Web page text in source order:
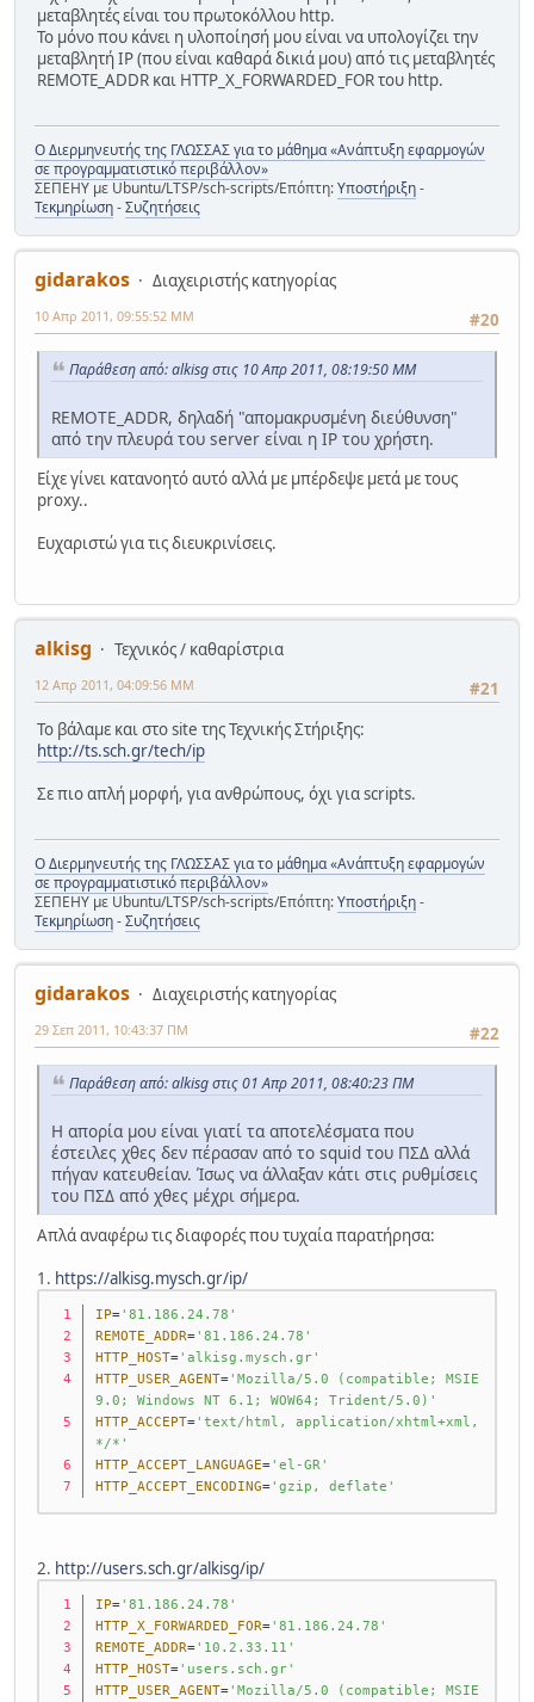
μεταβλητές είναι του πρωτοκόλλου http.
Το μόνο που κάνει η υλοποίησή μου είναι να υπολογίζει την
μεταβλητή IP (που είναι καθαρά δικιά μου) από τις μεταβλητές
REMOTE_ADDR και HTTP_X_FORWARDED_FOR του http.
Ο Διερμηνευτής της ΓΛΩΣΣΑΣ για το μάθημα «Ανάπτυξη εφαρμογών
σε προγραμματιστικό περιβάλλον»
ΣΕΠΕΗΥ με Ubuntu/LTSP/sch-scripts/Επόπτη:Υποστήριξη-
Τεκμηρίωση-Συζητήσεις
gidarakos
Διαχειριστής κατηγορίας
#20
10 Απρ 2011, 09:55:52 ΜΜ
Παράθεση από: alkisg στις 10 Απρ 2011, 08:19:50 ΜΜ
REMOTE_ADDR, δηλαδή "απομακρυσμένη διεύθυνση"
από την πλευρά του server είναι η IP του χρήστη.
Είχε γίνει κατανοητό αυτό αλλά με μπέρδεψε μετά με τους
proxy..
Ευχαριστώ για τις διευκρινίσεις.
alkisg
Τεχνικός / καθαρίστρια
#21
12 Απρ 2011, 04:09:56 ΜΜ
Το βάλαμε και στο site της Τεχνικής Στήριξης:
http://ts.sch.gr/tech/ip
Σε πιο απλή μορφή, για ανθρώπους, όχι για scripts.
Ο Διερμηνευτής της ΓΛΩΣΣΑΣ για το μάθημα «Ανάπτυξη εφαρμογών
σε προγραμματιστικό περιβάλλον»
ΣΕΠΕΗΥ με Ubuntu/LTSP/sch-scripts/Επόπτη:Υποστήριξη-
Τεκμηρίωση-Συζητήσεις
gidarakos
Διαχειριστής κατηγορίας
#22
29 Σεπ 2011, 10:43:37 ΠΜ
Παράθεση από: alkisg στις 01 Απρ 2011, 08:40:23 ΠΜ
Η απορία μου είναι γιατί τα αποτελέσματα που
έστειλες χθες δεν πέρασαν από το squid του ΠΣΔ αλλά
πήγαν κατευθείαν. Ίσως να άλλαξαν κάτι στις ρυθμίσεις
του ΠΣΔ από χθες μέχρι σήμερα.
Απλά αναφέρω τις διαφορές που τυχαία παρατήρησα:
1. https://alkisg.mysch.gr/ip/
IP='81.186.24.78'
REMOTE_ADDR='81.186.24.78'
HTTP_HOST='alkisg.mysch.gr'
HTTP_USER_AGENT='Mozilla/5.0 (compatible; MSIE
9.0; Windows NT 6.1; WOW64; Trident/5.0)'
HTTP_ACCEPT='text/html, application/xhtml+xml,
*/*'
HTTP_ACCEPT_LANGUAGE='el-GR'
HTTP_ACCEPT_ENCODING='gzip, deflate'
2. http://users.sch.gr/alkisg/ip/
IP='81.186.24.78'
HTTP_X_FORWARDED_FOR='81.186.24.78'
REMOTE_ADDR='10.2.33.11'
HTTP_HOST='users.sch.gr'
HTTP_USER_AGENT='Mozilla/5.0 (compatible; MSIE